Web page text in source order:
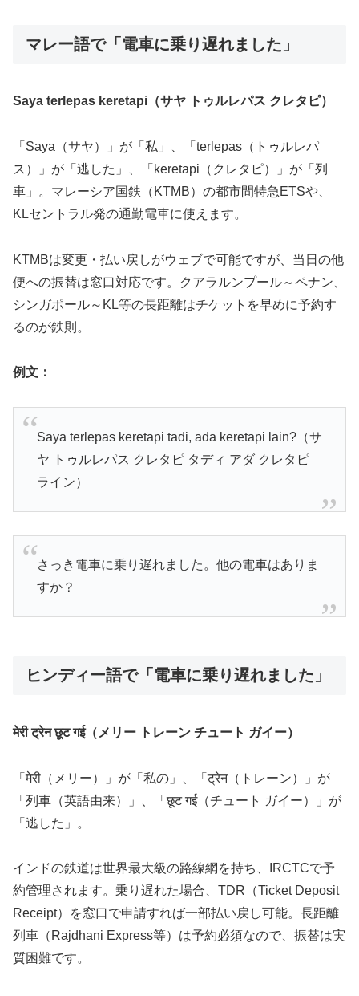
マレー語で「電車に乗り遅れました」
Saya terlepas keretapi（サヤ トゥルレパス クレタピ）
「Saya（サヤ）」が「私」、「terlepas（トゥルレパ
ス）」が「逃した」、「keretapi（クレタピ）」が「列
車」。マレーシア国鉄（KTMB）の都市間特急ETSや、
KLセントラル発の通勤電車に使えます。
KTMBは変更・払い戻しがウェブで可能ですが、当日の他
便への振替は窓口対応です。クアラルンプール～ペナン、
シンガポール～KL等の長距離はチケットを早めに予約す
るのが鉄則。
例文：
Saya terlepas keretapi tadi, ada keretapi lain?（サ
ヤ トゥルレパス クレタピ タディ アダ クレタピ
ライン）
さっき電車に乗り遅れました。他の電車はありま
すか？
ヒンディー語で「電車に乗り遅れました」
मेरी ट्रेन छूट गई（メリー トレーン チュート ガイー）
「मेरी（メリー）」が「私の」、「ट्रेन（トレーン）」が
「列車（英語由来）」、「छूट गई（チュート ガイー）」が
「逃した」。
インドの鉄道は世界最大級の路線網を持ち、IRCTCで予
約管理されます。乗り遅れた場合、TDR（Ticket Deposit
Receipt）を窓口で申請すれば一部払い戻し可能。長距離
列車（Rajdhani Express等）は予約必須なので、振替は実
質困難です。